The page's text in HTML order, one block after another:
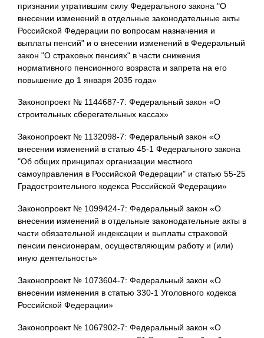
признании утратившим силу Федерального закона "О
внесении изменений в отдельные законодательные акты
Российской Федерации по вопросам назначения и
выплаты пенсий" и о внесении изменений в Федеральный
закон "О страховых пенсиях" в части снижения
нормативного пенсионного возраста и запрета на его
повышение до 1 января 2035 года»
Законопроект № 1144687-7: Федеральный закон «О
строительных сберегательных кассах»
Законопроект № 1132098-7: Федеральный закон «О
внесении изменений в статью 45-1 Федерального закона
"Об общих принципах организации местного
самоуправления в Российской Федерации" и статью 55-25
Градостроительного кодекса Российской Федерации»
Законопроект № 1099424-7: Федеральный закон «О
внесении изменений в отдельные законодательные акты в
части обязательной индексации и выплаты страховой
пенсии пенсионерам, осуществляющим работу и (или)
иную деятельность»
Законопроект № 1073604-7: Федеральный закон «О
внесении изменения в статью 330-1 Уголовного кодекса
Российской Федерации»
Законопроект № 1067902-7: Федеральный закон «О